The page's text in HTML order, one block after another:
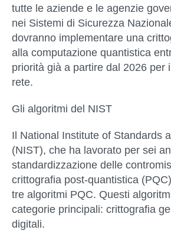
tutte le aziende e le agenzie
nei Sistemi di Sicurezza
dovranno implementare una
alla computazione quantistica
priorità già a partire dal 2026 per
rete.
Gli algoritmi del NIST
Il National Institute of Standards
(NIST), che ha lavorato per sei
standardizzazione delle
crittografia post-quantistica
tre algoritmi PQC. Questi
categorie principali: crittografia
digitali.